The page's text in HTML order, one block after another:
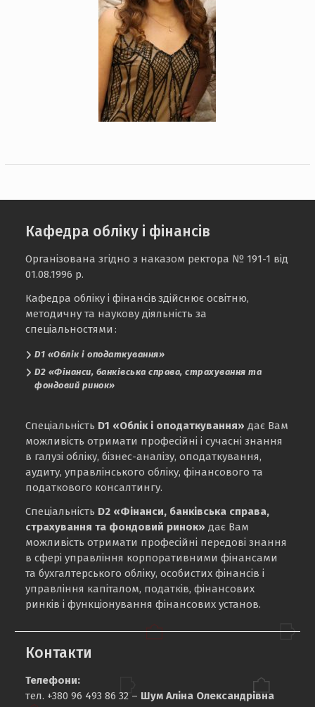
Кафедра обліку і фінансів
Організована згідно з наказом ректора № 191-1 від
01.08.1996 р.
Кафедра обліку і фінансів здійснює освітню,
методичну та наукову діяльність за
спеціальностями :
D1 «Облік і оподаткування»
D2 «Фінанси, банківська справа, страхування та
фондовий ринок»
Спеціальність D1 «Облік і оподаткування» дає Вам
можливість отримати професійні і сучасні знання
в галузі обліку, бізнес-аналізу, оподаткування,
аудиту, управлінського обліку, фінансового та
податкового консалтингу.
Спеціальність D2 «Фінанси, банківська справа,
страхування та фондовий ринок» дає Вам
можливість отримати професійні передові знання
в сфері управління корпоративними фінансами
та бухгалтерського обліку, особистих фінансів і
управління капіталом, податків, фінансових
ринків і функціонування фінансових установ.
Контакти
Телефони:
тел. +380 96 493 86 32 – Шум Аліна Олександрівна